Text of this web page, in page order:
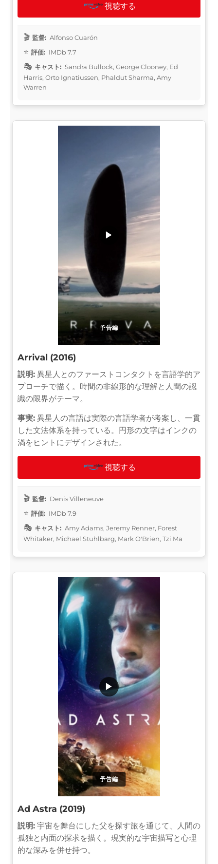
視聴する
監督: Alfonso Cuarón
評価: IMDb 7.7
キャスト: Sandra Bullock, George Clooney, Ed
Harris, Orto Ignatiussen, Phaldut Sharma, Amy
Warren
予告編
▶
Arrival (2016)
説明: 異星人とのファーストコンタクトを言語学的ア
プローチで描く。時間の非線形的な理解と人間の認
識の限界がテーマ。
事実: 異星人の言語は実際の言語学者が考案し、一貫
した文法体系を持っている。円形の文字はインクの
渦をヒントにデザインされた。
視聴する
監督: Denis Villeneuve
評価: IMDb 7.9
キャスト: Amy Adams, Jeremy Renner, Forest
Whitaker, Michael Stuhlbarg, Mark O'Brien, Tzi Ma
予告編
▶
Ad Astra (2019)
説明: 宇宙を舞台にした父を探す旅を通じて、人間の
孤独と内面の探求を描く。現実的な宇宙描写と心理
的な深みを併せ持つ。